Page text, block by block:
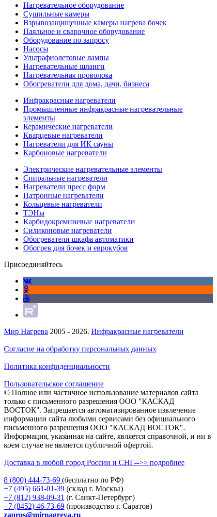
Нагревательное оборудование
Сушильные камеры
Взрывозащищенные камеры нагрева бочек
Паяльное и сварочное оборудование
Оборудование по запросу
Насосы
Ультрафиолетовые лампы
Нагревательные шланги
Нагревательная проволока
Обогреватели для дома, дачи, бизнеса
Инфракрасные нагреватели
Промышленные инфракрасные нагревательные
элементы
Керамические нагреватели
Кварцевые нагреватели
Нагреватели для ИК сауны
Карбоновые нагреватели
Электрические нагревательные элементы
Спиральные нагреватели
Нагреватели пресс форм
Патронные нагреватели
Кольцевые нагреватели
ТЭНы
Карбидокремниевые нагреватели
Силиконовые нагреватели
Обогреватели шкафа автоматики
Обогрев для бочек и еврокубов
Присоединяйтесь
Мир Нагрева 2005 - 2026. Инфракрасные нагреватели
Согласие на обработку персональных данных
Политика конфиденциальности
Пользовательское соглашение
© Полное или частичное использование материалов сайта
только с письменного разрешения ООО "КАСКАД
ВОСТОК". Запрещается автоматизированное извлечение
информации сайта любыми сервисами без официального
письменного разрешения ООО "КАСКАД ВОСТОК".
Информация, указанная на сайте, является справочной, и ни в
коем случае не является публичной офертой.
Доставка в любой город России и СНГ-->> подробнее
8 (800) 444-73-69 (бесплатно по РФ)
+7 (495) 661-01-39 (склад г. Москва)
+7 (812) 938-09-31 (г. Санкт-Петербург)
+7 (8452) 46-73-69 (производство г. Саратов)
zapros@mirnagreva.ru